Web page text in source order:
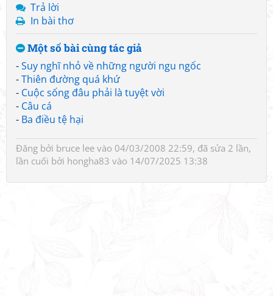
Trả lời
In bài thơ
Một số bài cùng tác giả
-Suy nghĩ nhỏ về những người ngu ngốc
-Thiên đường quá khứ
- Cuộc sống đâu phải là tuyệt vời
- Câu cá
- Ba điều tệ hại
Đăng bởi bruce lee vào 04/03/2008 22:59, đã sửa 2 lần,
lần cuối bởi hongha83 vào 14/07/2025 13:38